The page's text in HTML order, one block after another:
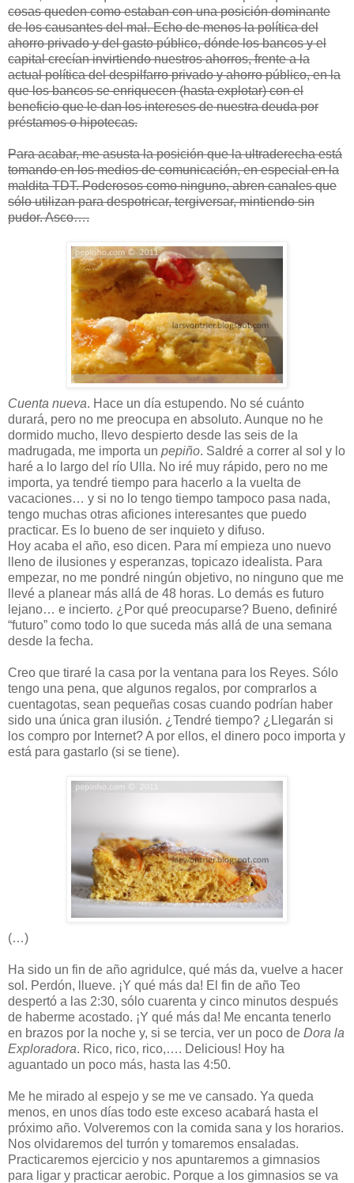
cosas queden como estaban con una posición dominante
de los causantes del mal. Echo de menos la política del
ahorro privado y del gasto público, dónde los bancos y el
capital crecían invirtiendo nuestros ahorros, frente a la
actual política del despilfarro privado y ahorro público, en la
que los bancos se enriquecen (hasta explotar) con el
beneficio que le dan los intereses de nuestra deuda por
préstamos o hipotecas.
Para acabar, me asusta la posición que la ultraderecha está
tomando en los medios de comunicación, en especial en la
maldita TDT. Poderosos como ninguno, abren canales que
sólo utilizan para despotricar, tergiversar, mintiendo sin
pudor. Asco….
Cuenta nueva. Hace un día estupendo. No sé cuánto
durará, pero no me preocupa en absoluto. Aunque no he
dormido mucho, llevo despierto desde las seis de la
madrugada, me importa un pepiño. Saldré a correr al sol y lo
haré a lo largo del río Ulla. No iré muy rápido, pero no me
importa, ya tendré tiempo para hacerlo a la vuelta de
vacaciones… y si no lo tengo tiempo tampoco pasa nada,
tengo muchas otras aficiones interesantes que puedo
practicar. Es lo bueno de ser inquieto y difuso.
Hoy acaba el año, eso dicen. Para mí empieza uno nuevo
lleno de ilusiones y esperanzas, topicazo idealista. Para
empezar, no me pondré ningún objetivo, no ninguno que me
llevé a planear más allá de 48 horas. Lo demás es futuro
lejano… e incierto. ¿Por qué preocuparse? Bueno, definiré
“futuro” como todo lo que suceda más allá de una semana
desde la fecha.
Creo que tiraré la casa por la ventana para los Reyes. Sólo
tengo una pena, que algunos regalos, por comprarlos a
cuentagotas, sean pequeñas cosas cuando podrían haber
sido una única gran ilusión. ¿Tendré tiempo? ¿Llegarán si
los compro por Internet? A por ellos, el dinero poco importa y
está para gastarlo (si se tiene).
(…)
Ha sido un fin de año agridulce, qué más da, vuelve a hacer
sol. Perdón, llueve. ¡Y qué más da! El fin de año Teo
despertó a las 2:30, sólo cuarenta y cinco minutos después
de haberme acostado. ¡Y qué más da! Me encanta tenerlo
en brazos por la noche y, si se tercia, ver un poco de Dora la
Exploradora. Rico, rico, rico,…. Delicious! Hoy ha
aguantado un poco más, hasta las 4:50.
Me he mirado al espejo y se me ve cansado. Ya queda
menos, en unos días todo este exceso acabará hasta el
próximo año. Volveremos con la comida sana y los horarios.
Nos olvidaremos del turrón y tomaremos ensaladas.
Practicaremos ejercicio y nos apuntaremos a gimnasios
para ligar y practicar aerobic. Porque a los gimnasios se va